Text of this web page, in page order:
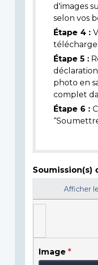
d'images
selon vos
Étape 4 :
Étape 5 :
photo en
complet
Étape 6 :
Soumission(s)
Afficher
Image